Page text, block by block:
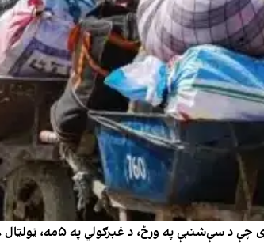
۵مه، ټولټال ۸۶۸کورنۍ چې شمېر یې یو زر او ۸۴۷کسانو ته رسېږي، د بېلابېلو لارو افغانستان ته بېرته راستانه شوې دي.